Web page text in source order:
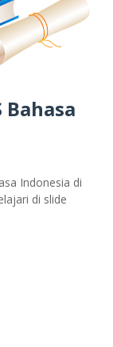
Indonesia di
di slide